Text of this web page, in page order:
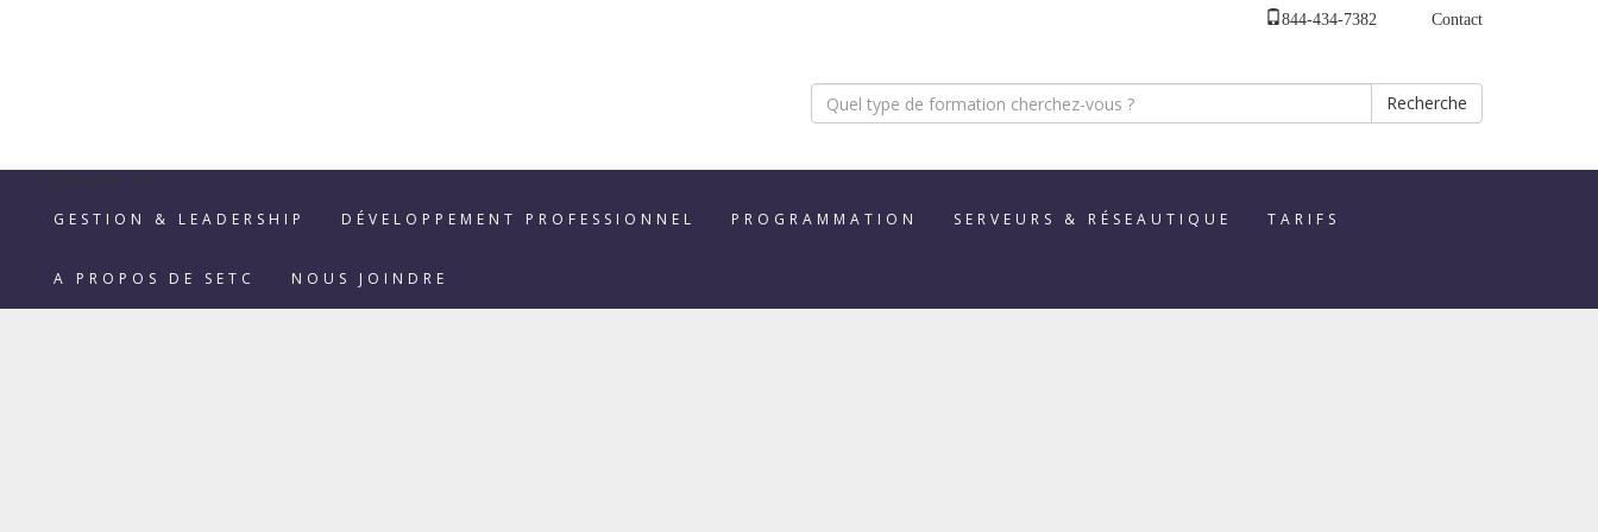
844-434-7382 Contact
Recherche
Catégories
GESTION & LEADERSHIP
DÉVELOPPEMENT PROFESSIONNEL PROGRAMMATION SERVEURS & RÉSEAUTIQUE TARIFS
A PROPOS DE SETC NOUS JOINDRE